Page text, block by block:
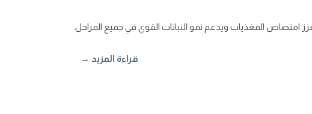
امتصاص المغذيات ويدعم نمو النباتات القوي في جميع المراحل.
قراءة المزيد →